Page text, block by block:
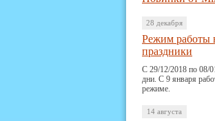
28 декабря
Режим работы
праздники
С 29/12/2018 по 08/
дни. С 9 января
режиме.
14 августа